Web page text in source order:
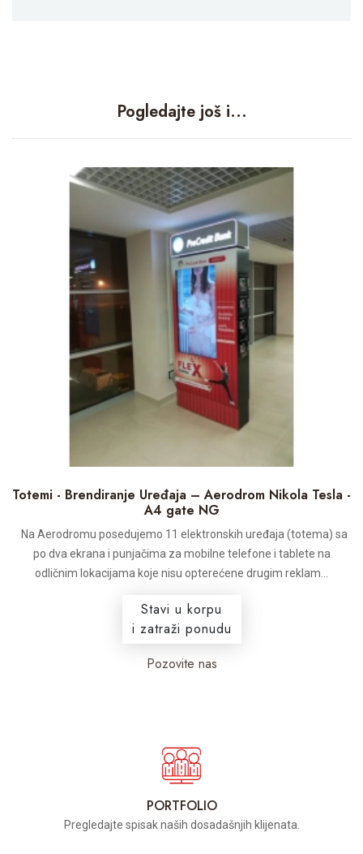
Pogledajte još i...
Totemi - Brendiranje Uređaja – Aerodrom Nikola Tesla -
A4 gate NG
Na Aerodromu posedujemo 11 elektronskih uređaja (totema) sa
po dva ekrana i punjačima za mobilne telefone i tablete na
odličnim lokacijama koje nisu opterećene drugim reklam...
Stavi u korpu
i zatraži ponudu
Pozovite nas
PORTFOLIO
Pregledajte spisak naših dosadašnjih klijenata.